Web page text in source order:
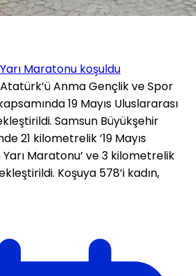
Maratonu koşuldu
Atatürk’ü Anma Gençlik ve Spor
19 Mayıs Uluslararası
Samsun Büyükşehir
21 kilometrelik ’19 Mayıs
Yarı Maratonu’ ve 3 kilometrelik
Koşuya 578’i kadın,